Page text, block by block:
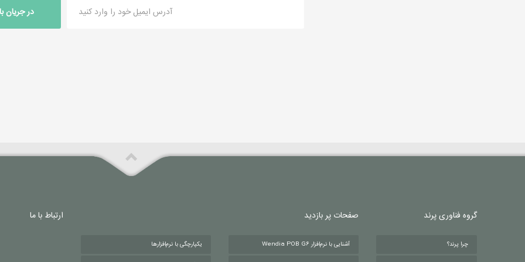
در جریان
گروه فناوری پرند
چرا پرند؟
صفحات پر بازدید
آشنایی با نرم‌افزار Wendia POB G6 یکپارچگی با نرم‌افزارها
ارتباط با ما